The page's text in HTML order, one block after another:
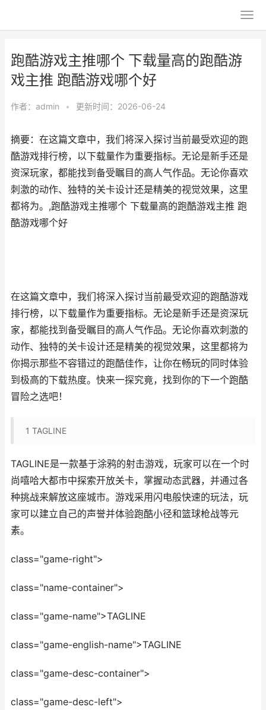
跑酷游戏主推哪个 下载量高的跑酷游
戏主推 跑酷游戏哪个好
作者： admin • 更新时间：2026-06-24
摘要：在这篇文章中，我们将深入探讨当前最受欢迎的跑
酷游戏排行榜，以下载量作为重要指标。无论是新手还是
资深玩家，都能找到备受瞩目的高人气作品。无论你喜欢
刺激的动作、独特的关卡设计还是精美的视觉效果，这里
都将为。,跑酷游戏主推哪个 下载量高的跑酷游戏主推 跑
酷游戏哪个好
在这篇文章中，我们将深入探讨当前最受欢迎的跑酷游戏
排行榜，以下载量作为重要指标。无论是新手还是资深玩
家，都能找到备受瞩目的高人气作品。无论你喜欢刺激的
动作、独特的关卡设计还是精美的视觉效果，这里都将为
你揭示那些不容错过的跑酷佳作，让你在畅玩的同时体验
到极高的下载热度。快来一探究竟，找到你的下一个跑酷
冒险之选吧！
1 TAGLINE
TAGLINE是一款基于涂鸦的射击游戏，玩家可以在一个时
尚嘻哈大都市中探索开放关卡，掌握动态武器，并通过各
种挑战来解放这座城市。游戏采用闪电般快速的玩法，玩
家可以建立自己的声誉并体验跑酷小径和篮球枪战等元
素。
class="game-right">
class="name-container">
class="game-name">TAGLINE
class="game-english-name">TAGLINE
class="game-desc-container">
class="game-desc-left">